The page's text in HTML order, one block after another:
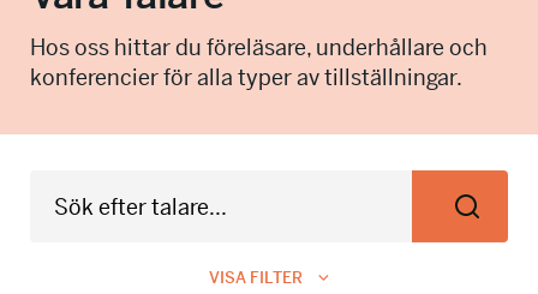
info@talkingminds.se
Hos oss hittar du föreläsare, underhållare och
konferencier för alla typer av tillställningar.
VISA FILTER